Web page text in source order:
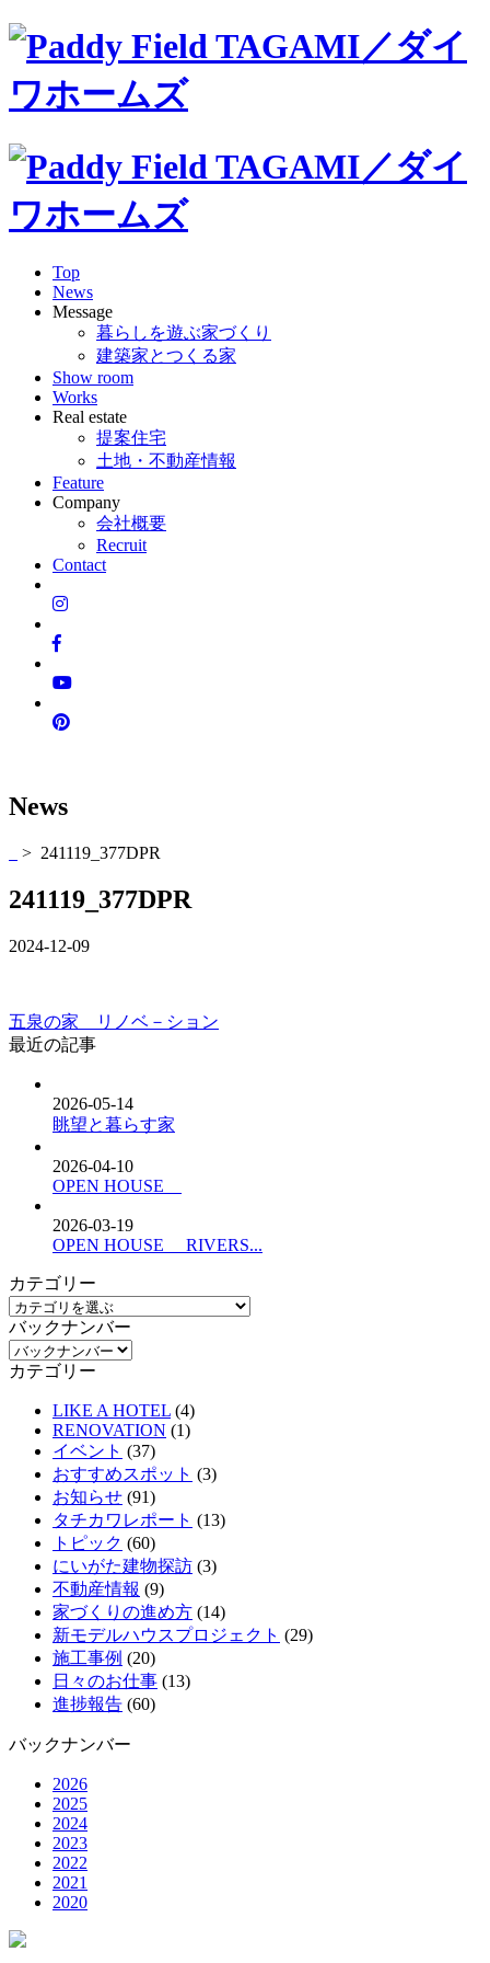
Top
News
Message
暮らしを遊ぶ家づくり
建築家とつくる家
Show room
Works
Real estate
提案住宅
土地・不動産情報
Feature
Company
会社概要
Recruit
Contact
News
> 241119_377DPR
241119_377DPR
2024-12-09
五泉の家 リノベ－ション
最近の記事
2026-05-14
眺望と暮らす家
2026-04-10
OPEN HOUSE
2026-03-19
OPEN HOUSE RIVERS...
カテゴリー
バックナンバー
カテゴリー
LIKE A HOTEL (4)
RENOVATION (1)
イベント (37)
おすすめスポット (3)
お知らせ (91)
タチカワレポート (13)
トピック (60)
にいがた建物探訪 (3)
不動産情報 (9)
家づくりの進め方 (14)
新モデルハウスプロジェクト (29)
施工事例 (20)
日々のお仕事 (13)
進捗報告 (60)
バックナンバー
2026
2025
2024
2023
2022
2021
2020